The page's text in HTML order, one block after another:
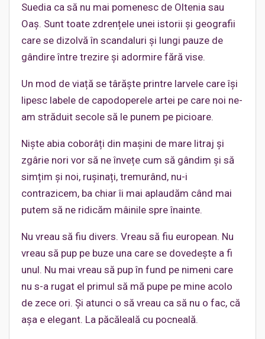
Suedia ca să nu mai pomenesc de Oltenia sau
Oaș. Sunt toate zdrențele unei istorii și geografii
care se dizolvă în scandaluri și lungi pauze de
gândire între trezire și adormire fără vise.
Un mod de viață se târăște printre larvele care își
lipesc labele de capodoperele artei pe care noi ne-
am străduit secole să le punem pe picioare.
Niște abia coborâți din mașini de mare litraj și
zgârie nori vor să ne învețe cum să gândim și să
simțim și noi, rușinați, tremurând, nu-i
contrazicem, ba chiar îi mai aplaudăm când mai
putem să ne ridicăm mâinile spre înainte.
Nu vreau să fiu divers. Vreau să fiu european. Nu
vreau să pup pe buze una care se dovedește a fi
unul. Nu mai vreau să pup în fund pe nimeni care
nu s-a rugat el primul să mă pupe pe mine acolo
de zece ori. Și atunci o să vreau ca să nu o fac, că
așa e elegant. La păcăleală cu pocneală.